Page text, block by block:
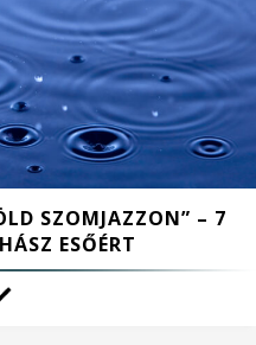
SZOMJAZZON” – 7
ESŐÉRT